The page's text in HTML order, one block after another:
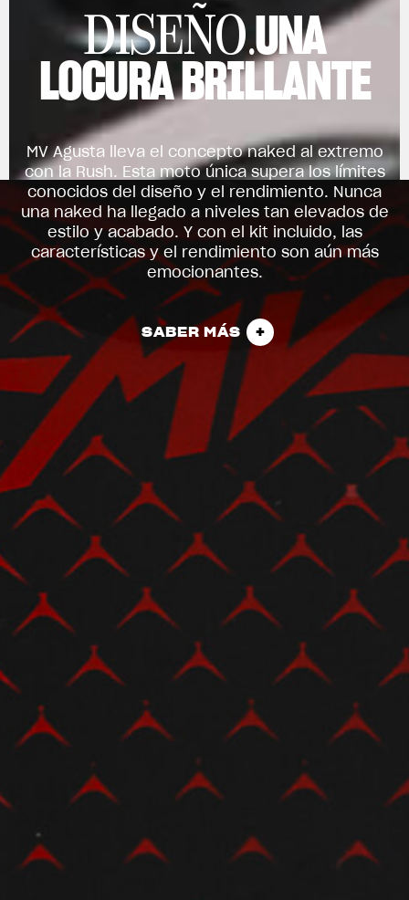
View now →
ROPA
La conducimos. La lucimos
DISEÑO.UNA
LOCURA BRILLANTE
MV Agusta lleva el concepto naked al extremo
con la Rush. Esta moto única supera los límites
conocidos del diseño y el rendimiento. Nunca
una naked ha llegado a niveles tan elevados de
estilo y acabado. Y con el kit incluido, las
características y el rendimiento son aún más
emocionantes.
SABER MÁS